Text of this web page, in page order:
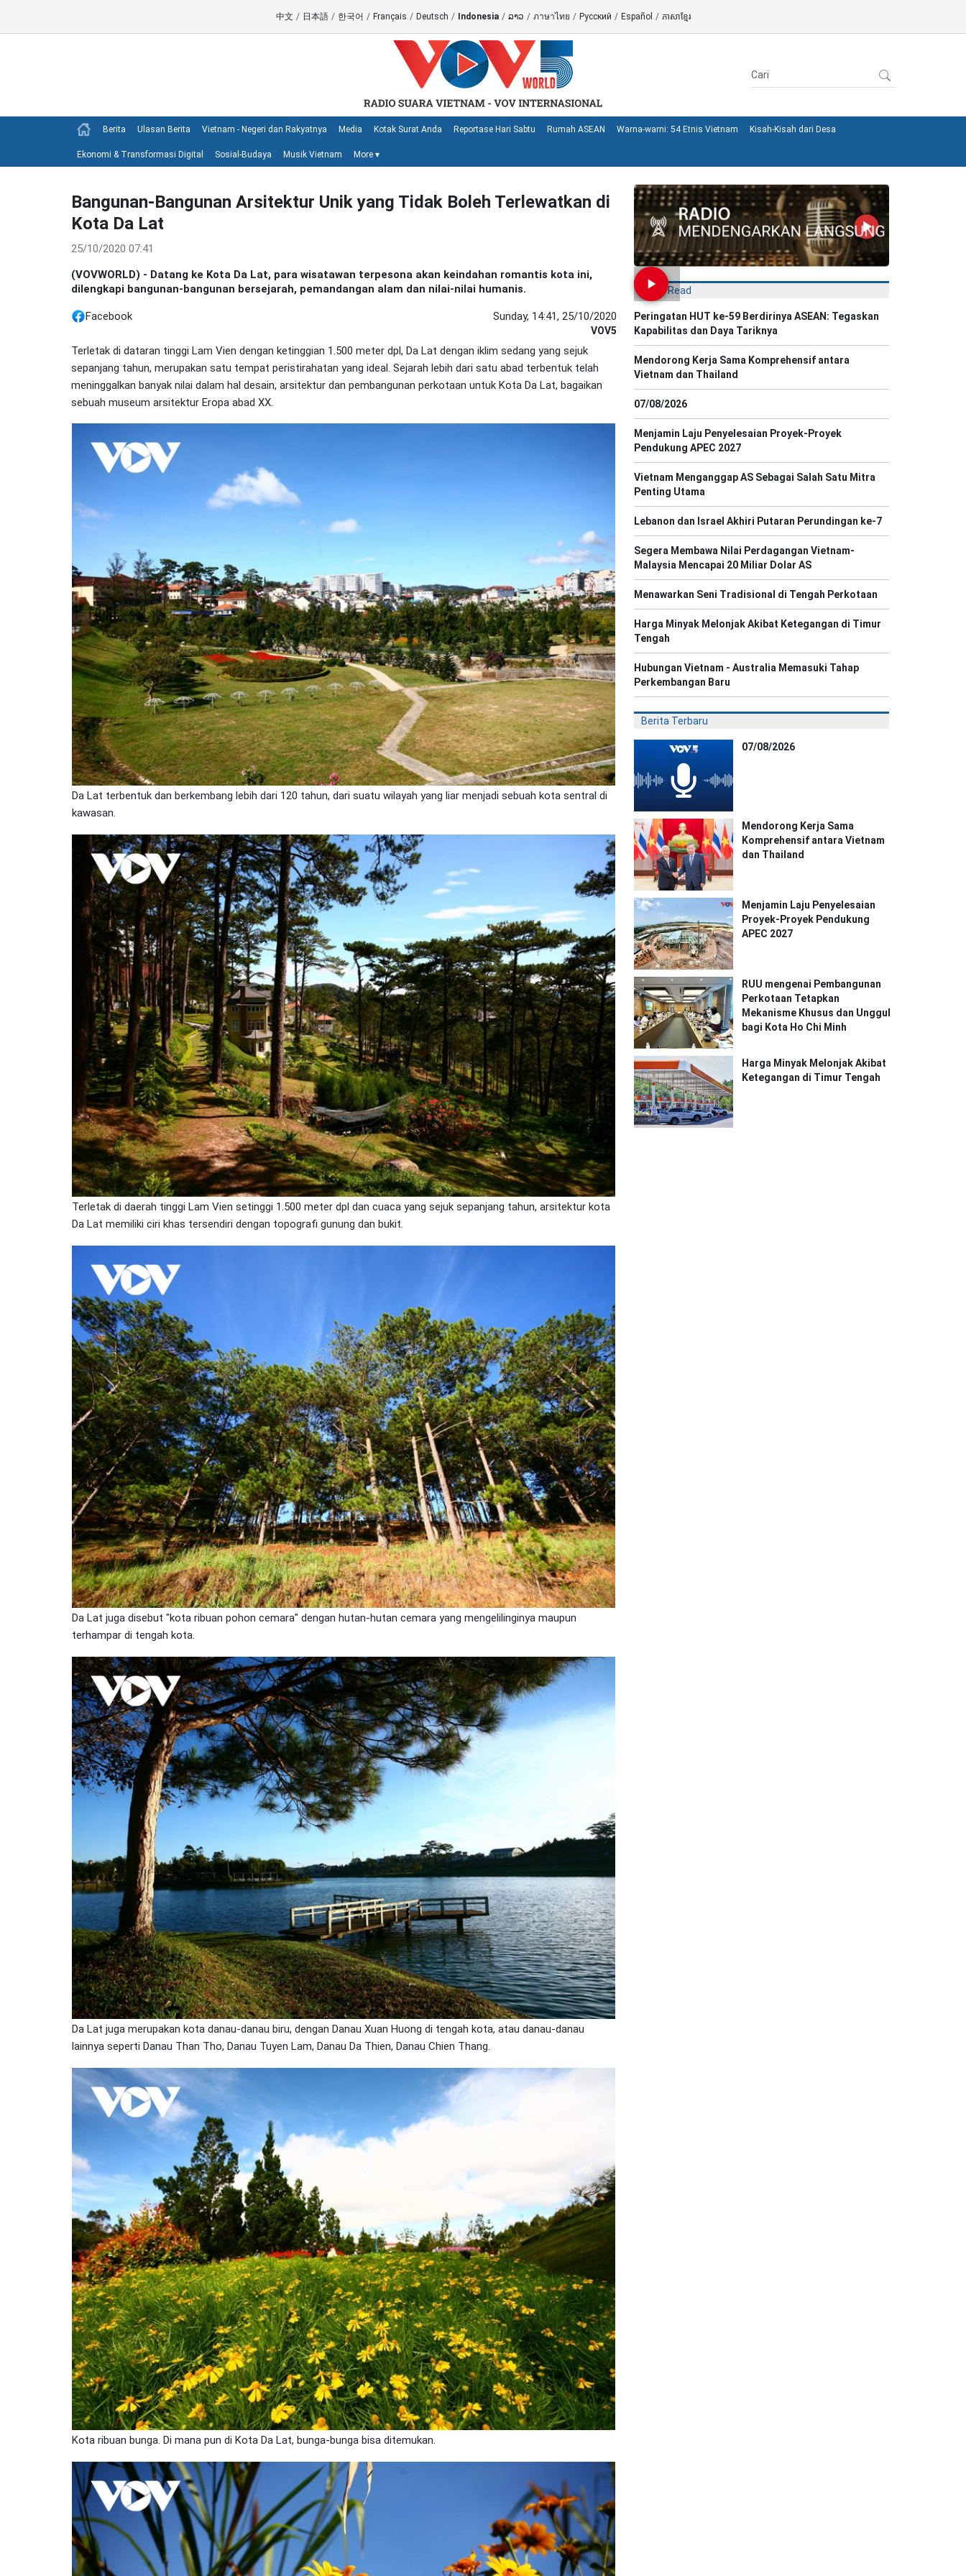
中文 / 日本語 / 한국어 / Français / Deutsch / Indonesia / ລາວ / ภาษาไทย / Русский / Español / ភាសាខ្មែរ
Berita Ulasan Berita Vietnam - Negeri dan Rakyatnya Media Kotak Surat Anda Reportase Hari Sabtu Rumah ASEAN Warna-warni: 54 Etnis Vietnam Kisah-Kisah dari Desa
Ekonomi & Transformasi Digital Sosial-Budaya Musik Vietnam More ▾
Bangunan-Bangunan Arsitektur Unik yang Tidak Boleh Terlewatkan di
Kota Da Lat
25/10/2020 07:41
(VOVWORLD) - Datang ke Kota Da Lat, para wisatawan terpesona akan keindahan romantis kota ini,
dilengkapi bangunan-bangunan bersejarah, pemandangan alam dan nilai-nilai humanis.
Facebook Sunday, 14:41, 25/10/2020
VOV5
Terletak di dataran tinggi Lam Vien dengan ketinggian 1.500 meter dpl, Da Lat dengan iklim sedang yang sejuk
sepanjang tahun, merupakan satu tempat peristirahatan yang ideal. Sejarah lebih dari satu abad terbentuk telah
meninggalkan banyak nilai dalam hal desain, arsitektur dan pembangunan perkotaan untuk Kota Da Lat, bagaikan
sebuah museum arsitektur Eropa abad XX.
Da Lat terbentuk dan berkembang lebih dari 120 tahun, dari suatu wilayah yang liar menjadi sebuah kota sentral di
kawasan.
Terletak di daerah tinggi Lam Vien setinggi 1.500 meter dpl dan cuaca yang sejuk sepanjang tahun, arsitektur kota
Da Lat memiliki ciri khas tersendiri dengan topografi gunung dan bukit.
Da Lat juga disebut "kota ribuan pohon cemara" dengan hutan-hutan cemara yang mengelilinginya maupun
terhampar di tengah kota.
Da Lat juga merupakan kota danau-danau biru, dengan Danau Xuan Huong di tengah kota, atau danau-danau
lainnya seperti Danau Than Tho, Danau Tuyen Lam, Danau Da Thien, Danau Chien Thang.
Kota ribuan bunga. Di mana pun di Kota Da Lat, bunga-bunga bisa ditemukan.
Most Read
Peringatan HUT ke-59 Berdirinya ASEAN: Tegaskan
Kapabilitas dan Daya Tariknya
Mendorong Kerja Sama Komprehensif antara
Vietnam dan Thailand
07/08/2026
Menjamin Laju Penyelesaian Proyek-Proyek
Pendukung APEC 2027
Vietnam Menganggap AS Sebagai Salah Satu Mitra
Penting Utama
Lebanon dan Israel Akhiri Putaran Perundingan ke-7
Segera Membawa Nilai Perdagangan Vietnam-
Malaysia Mencapai 20 Miliar Dolar AS
Menawarkan Seni Tradisional di Tengah Perkotaan
Harga Minyak Melonjak Akibat Ketegangan di Timur
Tengah
Hubungan Vietnam - Australia Memasuki Tahap
Perkembangan Baru
Berita Terbaru
07/08/2026
Mendorong Kerja Sama
Komprehensif antara Vietnam
dan Thailand
Menjamin Laju Penyelesaian
Proyek-Proyek Pendukung
APEC 2027
RUU mengenai Pembangunan
Perkotaan Tetapkan
Mekanisme Khusus dan Unggul
bagi Kota Ho Chi Minh
Harga Minyak Melonjak Akibat
Ketegangan di Timur Tengah